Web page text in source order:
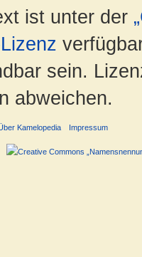
ist unter der
sein.
abweichen.
Kamelopedia Impressum